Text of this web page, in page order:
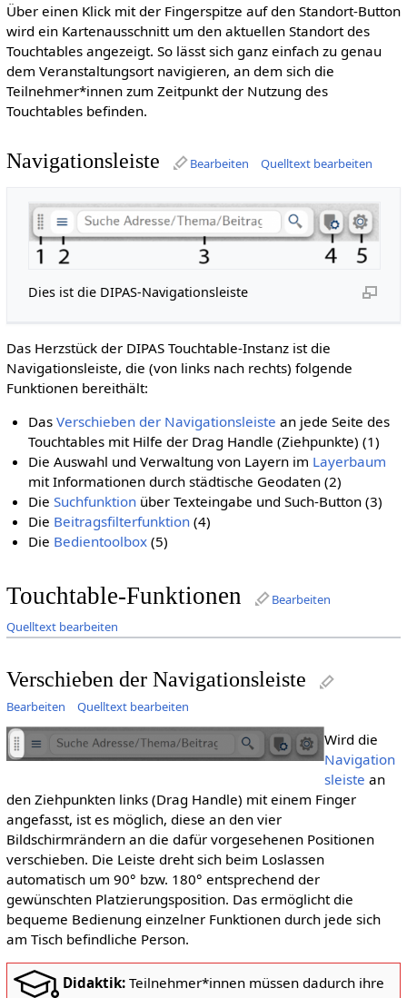
Über einen Klick mit der Fingerspitze auf den Standort-Button
wird ein Kartenausschnitt um den aktuellen Standort des
Touchtables angezeigt. So lässt sich ganz einfach zu genau
dem Veranstaltungsort navigieren, an dem sich die
Teilnehmer*innen zum Zeitpunkt der Nutzung des
Touchtables befinden.
Navigationsleiste Bearbeiten Quelltext bearbeiten
Dies ist die DIPAS-Navigationsleiste
Das Herzstück der DIPAS Touchtable-Instanz ist die
Navigationsleiste, die (von links nach rechts) folgende
Funktionen bereithält:
DasVerschieben der Navigationsleiste an jede Seite des
Touchtables mit Hilfe der Drag Handle (Ziehpunkte) (1)
Die Auswahl und Verwaltung von Layern im Layerbaum
mit Informationen durch städtische Geodaten (2)
DieSuchfunktion über Texteingabe und Such-Button (3)
Die Beitragsfilterfunktion (4)
Die Bedientoolbox (5)
Touchtable-Funktionen
Bearbeiten
Quelltext bearbeiten
Verschieben der Navigationsleiste
Bearbeiten Quelltext bearbeiten
Wird die
Navigation
sleiste an
den Ziehpunkten links (Drag Handle) mit einem Finger
angefasst, ist es möglich, diese an den vier
Bildschirmrändern an die dafür vorgesehenen Positionen
verschieben. Die Leiste dreht sich beim Loslassen
automatisch um 90° bzw. 180° entsprechend der
gewünschten Platzierungsposition. Das ermöglicht die
bequeme Bedienung einzelner Funktionen durch jede sich
am Tisch befindliche Person.
Didaktik:Teilnehmer*innen müssen dadurch ihre